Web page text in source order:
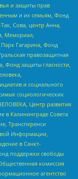
и защиты прав
и их семьям, Фонд
Сова, центр Анна,
Мемориал,
Гагарина, Фонд
правозащитная
Фонд защиты гласности,
и социального
социологических
Центр развития
в Калининграде Совета
Трансперенси
Информации,
в Санкт-
поддержки свободы
комиссия
агентство